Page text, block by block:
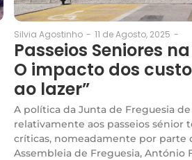
Silvia Agostinho - 11 de Agosto, 2025 -
Passeios Seniores
O impacto dos
ao lazer”
A política da Junta de Freguesia
relativamente aos passeios sénior
críticas, nomeadamente por parte
Assembleia de Freguesia, António